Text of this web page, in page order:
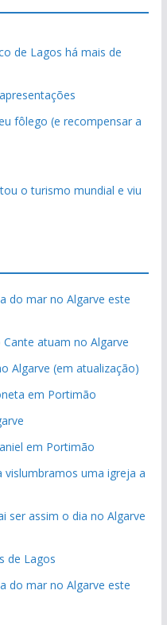
de Lagos há mais de
fôlego (e recompensar a
o turismo mundial e viu
do mar no Algarve este
atuam no Algarve
Algarve (em atualização)
em Portimão
em Portimão
vislumbramos uma igreja a
ser assim o dia no Algarve
de Lagos
do mar no Algarve este